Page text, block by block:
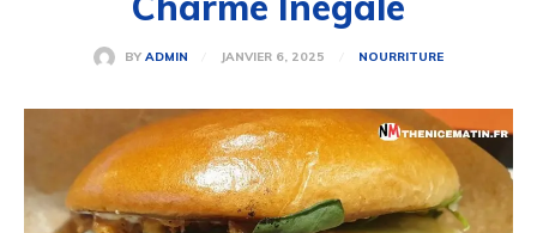
BY ADMIN JANVIER 6, 2025 NOURRITURE